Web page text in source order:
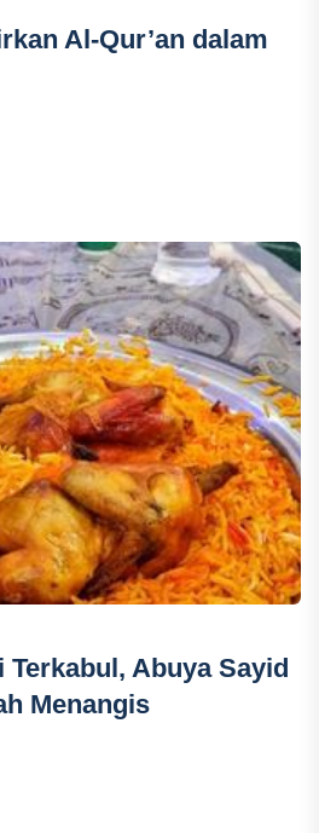
Al-Qur’an dalam
Abuya Sayid
Menangis